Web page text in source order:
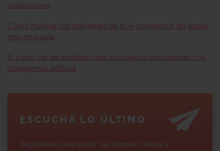
publicitarios
Cómo mejorar los márgenes de tu e-commerce sin gastar
más en pauta
El costo de ser invisible para los nuevos buscadores con
inteligencia artificial
ESCUCHA LO ÚLTIMO
Regístrese para recibir las últimas ofertas y